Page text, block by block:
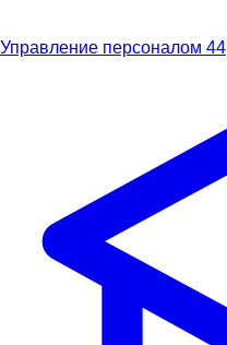
Управление персоналом 44